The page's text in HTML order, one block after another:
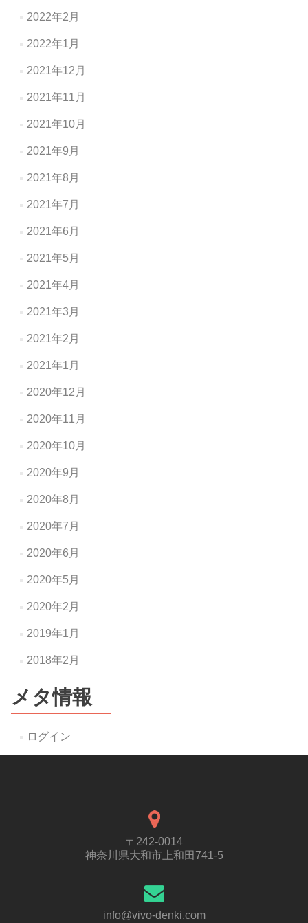
2022年2月
2022年1月
2021年12月
2021年11月
2021年10月
2021年9月
2021年8月
2021年7月
2021年6月
2021年5月
2021年4月
2021年3月
2021年2月
2021年1月
2020年12月
2020年11月
2020年10月
2020年9月
2020年8月
2020年7月
2020年6月
2020年5月
2020年2月
2019年1月
2018年2月
メタ情報
ログイン
〒242-0014
神奈川県大和市上和田741-5
info@vivo-denki.com